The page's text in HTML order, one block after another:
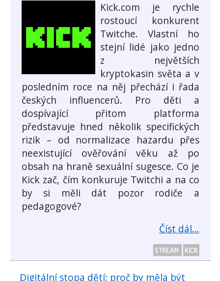
Kick.com je rychle
rostoucí konkurent
Twitche. Vlastní ho
stejní lidé jako jedno
z největších
kryptokasin světa a v
posledním roce na něj přechází i řada
českých influencerů. Pro děti a
dospívající přitom platforma
představuje hned několik specifických
rizik – od normalizace hazardu přes
neexistující ověřování věku až po
obsah na hraně sexuální sugesce. Co je
Kick zač, čím konkuruje Twitchi a na co
by si měli dát pozor rodiče a
pedagogové?
Číst dál...
STREAM KICK
Digitální stopa dětí: proč by měla být